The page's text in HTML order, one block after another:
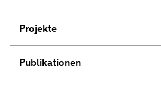
Projekte
Publikationen